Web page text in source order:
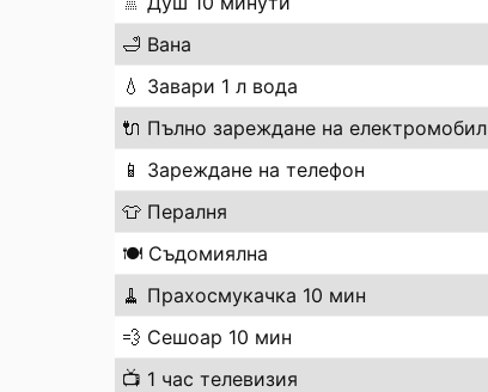
🛁 Вана
💧 Завари 1 л вода
🔌 Пълно зареждане на електромобил
📱 Зареждане на телефон
👕 Пералня
🍽️ Съдомиялна
🧹 Прахосмукачка 10 мин
💨 Сешоар 10 мин
📺 1 час телевизия